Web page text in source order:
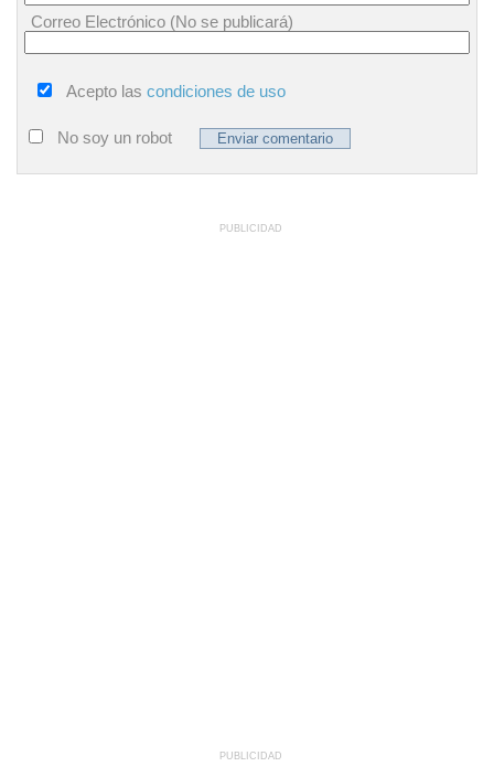
Correo Electrónico (No se publicará)
Acepto las condiciones de uso
No soy un robot
PUBLICIDAD
PUBLICIDAD